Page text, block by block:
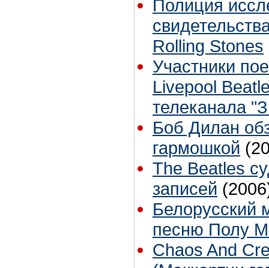
Полиция
Rolling Stones
Участники
Livepool
телеканала
Боб Дилан
гармошкой
The Beatles
записей
Белорусский
песню Полу
Chaos And